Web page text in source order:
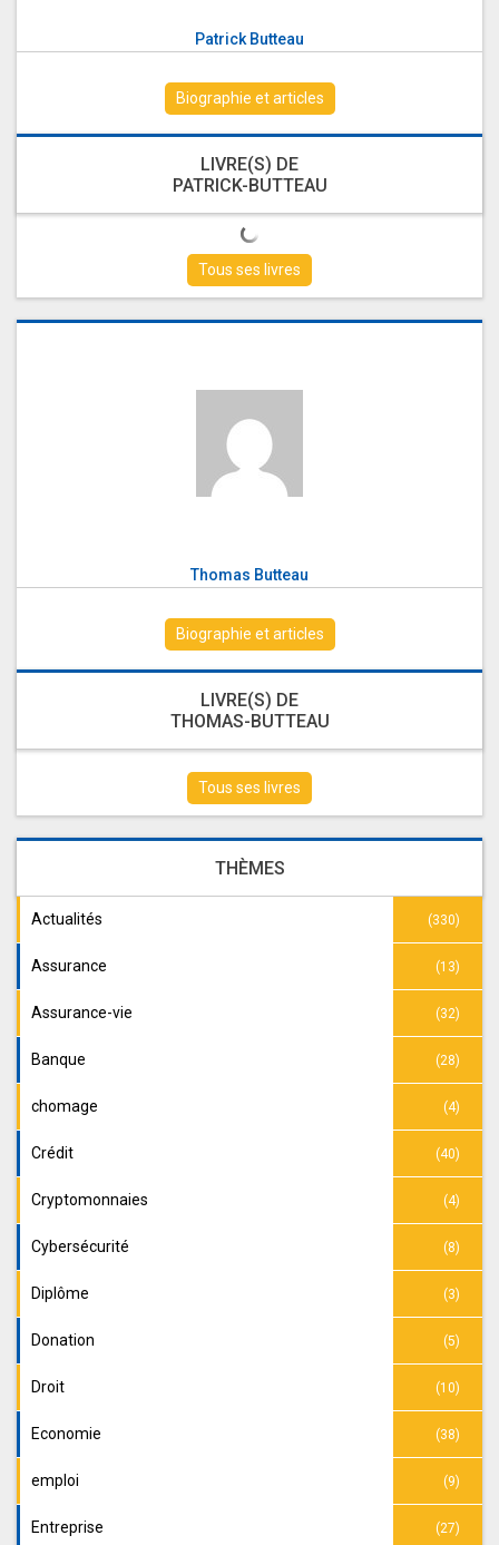
Patrick Butteau
Biographie et articles
LIVRE(S) DE
PATRICK-BUTTEAU
Tous ses livres
Thomas Butteau
Biographie et articles
LIVRE(S) DE
THOMAS-BUTTEAU
Tous ses livres
THÈMES
Actualités (330)
Assurance (13)
Assurance-vie (32)
Banque (28)
chomage (4)
Crédit (40)
Cryptomonnaies (4)
Cybersécurité (8)
Diplôme (3)
Donation (5)
Droit (10)
Economie (38)
emploi (9)
Entreprise (27)